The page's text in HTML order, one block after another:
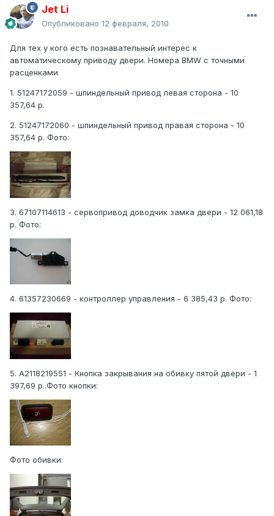
Jet Li
Опубликовано 12 февраля, 2010
Для тех у кого есть познавательный интерес к
автоматическому приводу двери. Номера BMW с точными
расценками
1. 51247172059 - шпиндельный привод левая сторона - 10
357,64 р.
2. 51247172060 - шпиндельный привод правая сторона - 10
357,64 р. Фото:
3. 67107114613 - сервопривод доводчик замка двери - 12 061,18
р. Фото:
4. 61357230669 - контроллер управления - 6 385,43 р. Фото:
5. A2118219551 - Кнопка закрывания на обивку пятой двери - 1
397,69 р..Фото кнопки:
Фото обивки: